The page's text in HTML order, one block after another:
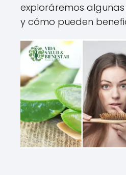
exploráremos
y cómo pueden